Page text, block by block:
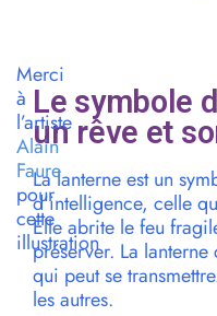
Le symbole
un rêve et
La lanterne est un
d’intelligence, celle
Elle abrite le feu
préserver. La
qui peut se
les autres.
Merci
à
l’artiste
Alain
Faure
pour
cette
illustration